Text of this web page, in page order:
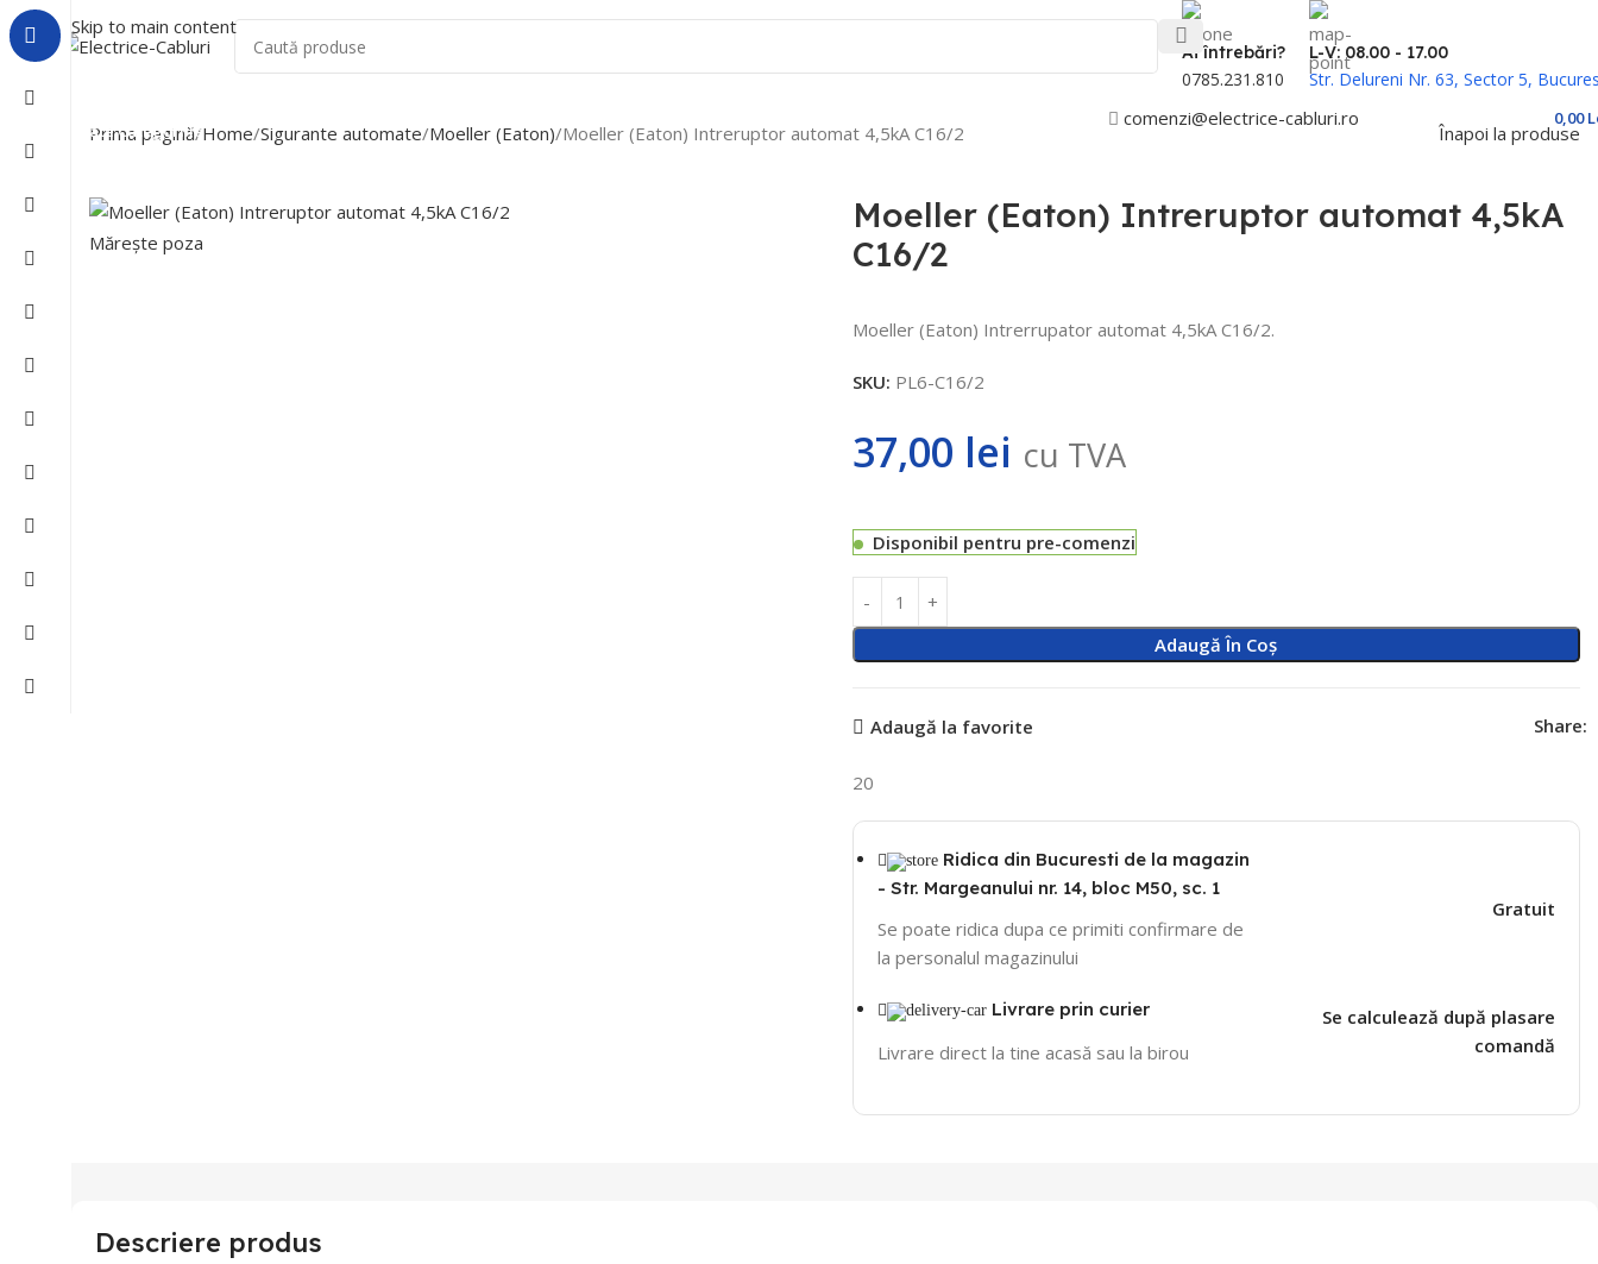
Skip to main content
Ai întrebări?
0785.231.810
L-V: 08.00 - 17.00
Str. Delureni Nr. 63, Sector 5,
Toate Categoriile
comenzi@electrice-cabluri.ro 0,00
Prima pagină Home Sigurante automate Moeller (Eaton) Moeller (Eaton) Intreruptor automat 4,5kA C16/2 Înapoi la produse
Mărește poza
Moeller (Eaton) Intreruptor automat 4,5kA
C16/2
Moeller (Eaton) Intrerrupator automat 4,5kA C16/2.
SKU: PL6-C16/2
37,00 lei cu TVA
Disponibil pentru pre-comenzi
Adaugă În Coș
Adaugă la favorite Share:
20
Ridica din Bucuresti de la magazin
- Str. Margeanului nr. 14, bloc M50, sc. 1
Se poate ridica dupa ce primiti confirmare de
la personalul magazinului
Gratuit
Livrare prin curier
Livrare direct la tine acasă sau la birou
Se calculează după plasare
comandă
Descriere produs